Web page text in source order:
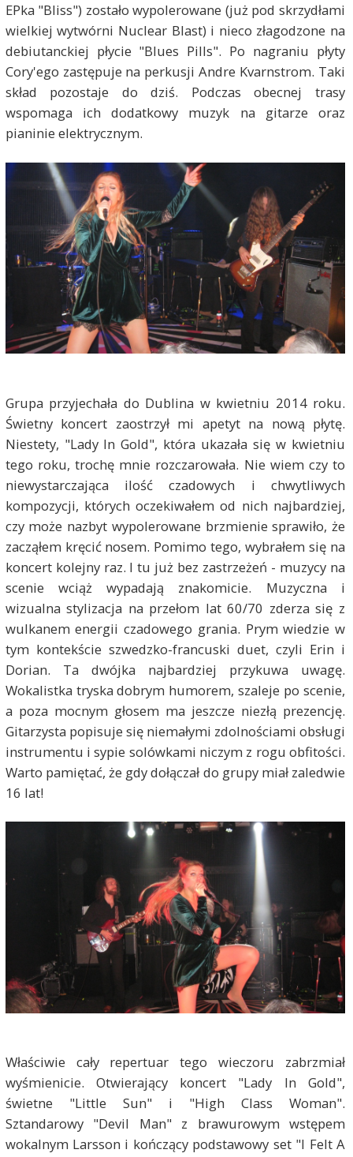
EPka "Bliss") zostało wypolerowane (już pod skrzydłami
wielkiej wytwórni Nuclear Blast) i nieco złagodzone na
debiutanckiej płycie "Blues Pills". Po nagraniu płyty
Cory'ego zastępuje na perkusji Andre Kvarnstrom. Taki
skład pozostaje do dziś. Podczas obecnej trasy
wspomaga ich dodatkowy muzyk na gitarze oraz
pianinie elektrycznym.
Grupa przyjechała do Dublina w kwietniu 2014 roku.
Świetny koncert zaostrzył mi apetyt na nową płytę.
Niestety, "Lady In Gold", która ukazała się w kwietniu
tego roku, trochę mnie rozczarowała. Nie wiem czy to
niewystarczająca ilość czadowych i chwytliwych
kompozycji, których oczekiwałem od nich najbardziej,
czy może nazbyt wypolerowane brzmienie sprawiło, że
zacząłem kręcić nosem. Pomimo tego, wybrałem się na
koncert kolejny raz. I tu już bez zastrzeżeń - muzycy na
scenie wciąż wypadają znakomicie. Muzyczna i
wizualna stylizacja na przełom lat 60/70 zderza się z
wulkanem energii czadowego grania. Prym wiedzie w
tym kontekście szwedzko-francuski duet, czyli Erin i
Dorian. Ta dwójka najbardziej przykuwa uwagę.
Wokalistka tryska dobrym humorem, szaleje po scenie,
a poza mocnym głosem ma jeszcze niezłą prezencję.
Gitarzysta popisuje się niemałymi zdolnościami obsługi
instrumentu i sypie solówkami niczym z rogu obfitości.
Warto pamiętać, że gdy dołączał do grupy miał zaledwie
16 lat!
Właściwie cały repertuar tego wieczoru zabrzmiał
wyśmienicie. Otwierający koncert "Lady In Gold",
świetne "Little Sun" i "High Class Woman".
Sztandarowy "Devil Man" z brawurowym wstępem
wokalnym Larsson i kończący podstawowy set "I Felt A